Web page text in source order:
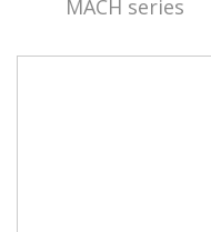
MACH series